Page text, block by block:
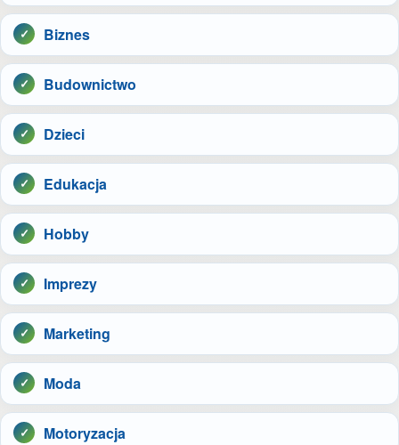
Biznes
Budownictwo
Dzieci
Edukacja
Hobby
Imprezy
Marketing
Moda
Motoryzacja